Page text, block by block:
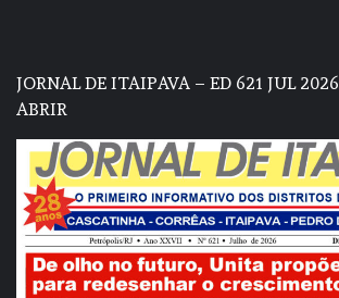
JORNAL DE ITAIPAVA – ED 621 JUL 2026
ABRIR